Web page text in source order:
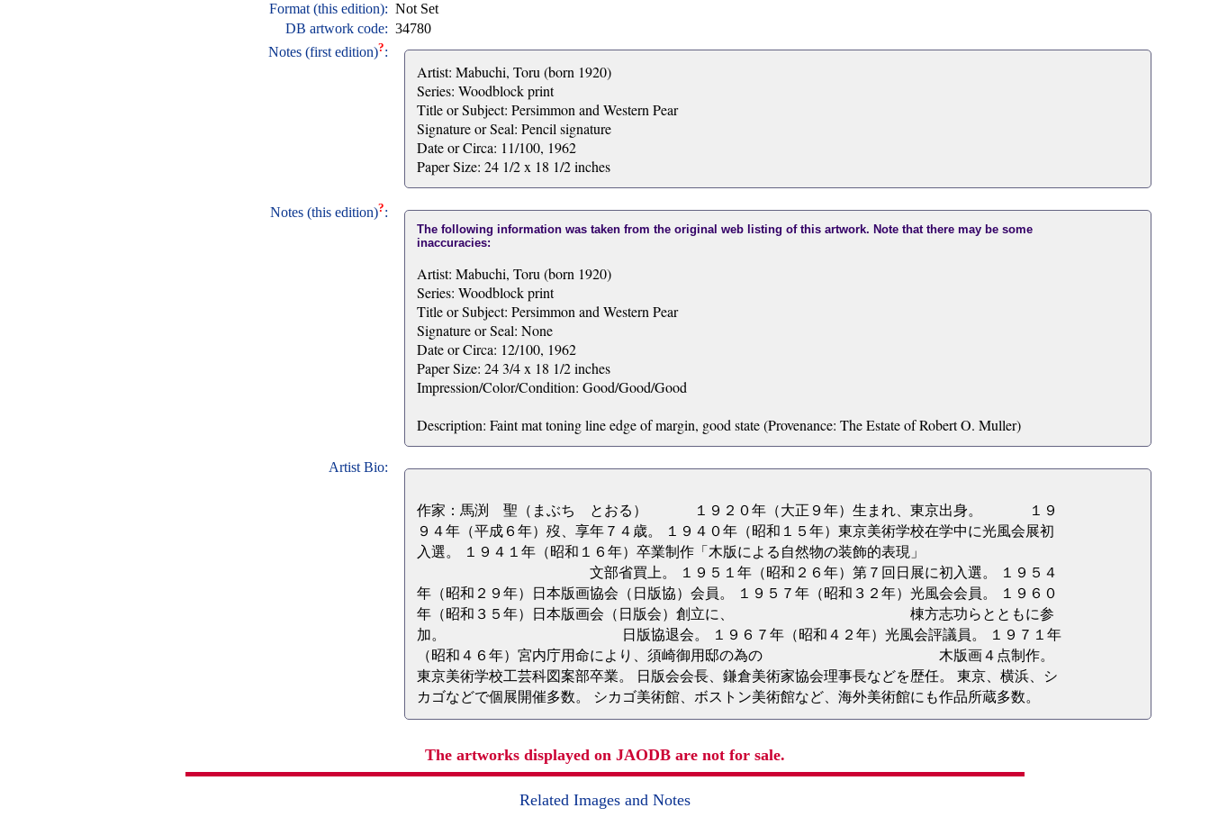
Format (this edition): Not Set
DB artwork code: 34780
Notes (first edition)?:
Artist: Mabuchi, Toru (born 1920)
Series: Woodblock print
Title or Subject: Persimmon and Western Pear
Signature or Seal: Pencil signature
Date or Circa: 11/100, 1962
Paper Size: 24 1/2 x 18 1/2 inches
Notes (this edition)?:
The following information was taken from the original web listing of this artwork. Note that there may be some
inaccuracies:
Artist: Mabuchi, Toru (born 1920)
Series: Woodblock print
Title or Subject: Persimmon and Western Pear
Signature or Seal: None
Date or Circa: 12/100, 1962
Paper Size: 24 3/4 x 18 1/2 inches
Impression/Color/Condition: Good/Good/Good
Description: Faint mat toning line edge of margin, good state (Provenance: The Estate of Robert O. Muller)
Artist Bio:
作家：馬渕 聖（まぶち とおる） １９２０年（大正９年）生まれ、東京出身。 １９
９４年（平成６年）歿、享年７４歳。 １９４０年（昭和１５年）東京美術学校在学中に光風会展初
入選。 １９４１年（昭和１６年）卒業制作「木版による自然物の装飾的表現」
文部省買上。 １９５１年（昭和２６年）第７回日展に初入選。 １９５４
年（昭和２９年）日本版画協会（日版協）会員。 １９５７年（昭和３２年）光風会会員。 １９６０
年（昭和３５年）日本版画会（日版会）創立に、 棟方志功らとともに参
加。 日版協退会。 １９６７年（昭和４２年）光風会評議員。 １９７１年
（昭和４６年）宮内庁用命により、須崎御用邸の為の 木版画４点制作。
東京美術学校工芸科図案部卒業。 日版会会長、鎌倉美術家協会理事長などを歴任。 東京、横浜、シ
カゴなどで個展開催多数。 シカゴ美術館、ボストン美術館など、海外美術館にも作品所蔵多数。
The artworks displayed on JAODB are not for sale.
Related Images and Notes